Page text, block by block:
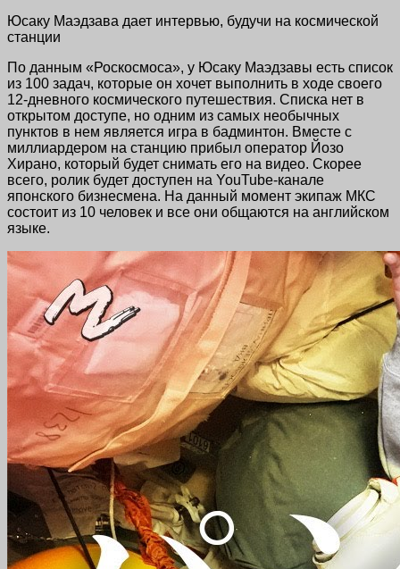
Юсаку Маэдзава дает интервью, будучи на космической
станции
По данным «Роскосмоса», у Юсаку Маэдзавы есть список
из 100 задач, которые он хочет выполнить в ходе своего
12-дневного космического путешествия. Списка нет в
открытом доступе, но одним из самых необычных
пунктов в нем является игра в бадминтон. Вместе с
миллиардером на станцию прибыл оператор Йозо
Хирано, который будет снимать его на видео. Скорее
всего, ролик будет доступен на YouTube-канале
японского бизнесмена. На данный момент экипаж МКС
состоит из 10 человек и все они общаются на английском
языке.